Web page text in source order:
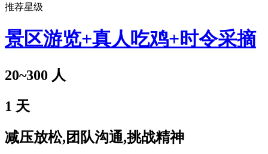
推荐星级
景区游览+真人吃鸡+时令采摘
20~300 人
1 天
减压放松,团队沟通,挑战精神